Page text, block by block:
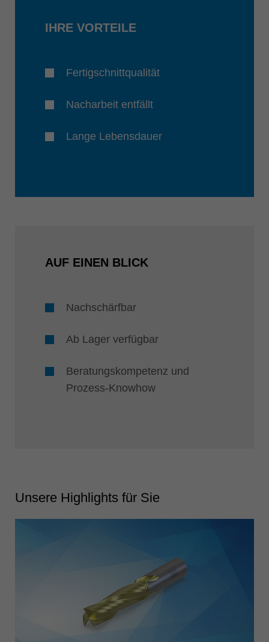
IHRE VORTEILE
Fertigschnittqualität
Nacharbeit entfällt
Lange Lebensdauer
AUF EINEN BLICK
Nachschärfbar
Ab Lager verfügbar
Beratungskompetenz und
Prozess-Knowhow
Unsere Highlights für Sie